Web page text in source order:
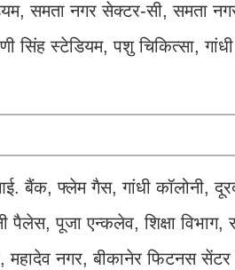
समता नगर सेक्टर-सी, समता
स्टेडियम, पशु चिकित्सा,
बैंक, फ्लेम गैस, गांधी कॉलोनी,
पूजा एन्कलेव, शिक्षा विभाग,
महादेव नगर, बीकानेर फिटनस